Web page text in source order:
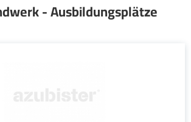
- Ausbildungsplätze